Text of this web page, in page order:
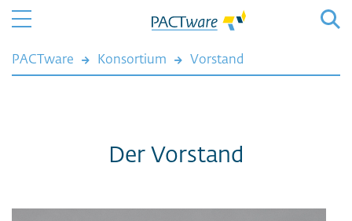
PACTware Konsortium Vorstand
Der Vorstand